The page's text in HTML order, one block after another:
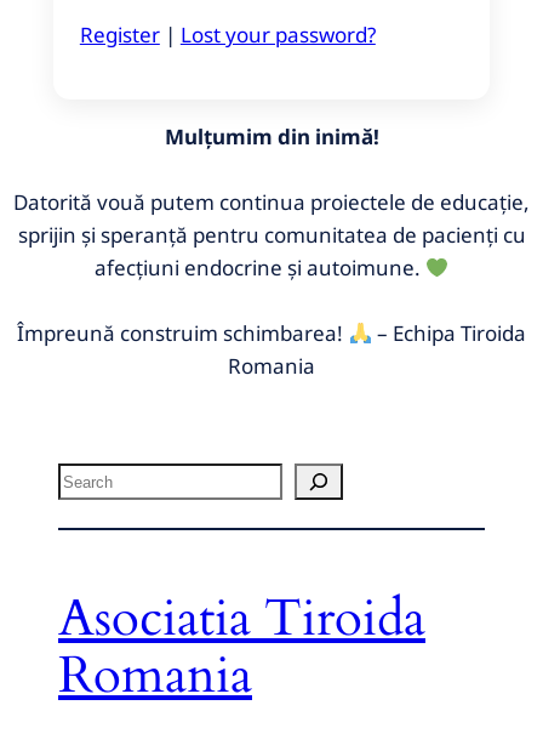
Register | Lost your password?
Mulțumim din inimă!
Datorită vouă putem continua proiectele de educație,
sprijin și speranță pentru comunitatea de pacienți cu
afecțiuni endocrine și autoimune.
Împreună construim schimbarea!
– Echipa Tiroida
Romania
Asociatia Tiroida
Romania